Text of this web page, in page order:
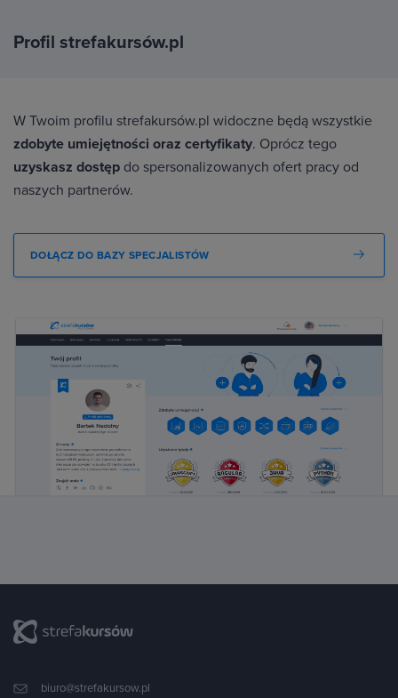
Profil strefakursów.pl
W Twoim profilu strefakursów.pl widoczne będą wszystkie
zdobyte umiejętności oraz certyfikaty. Oprócz tego
uzyskasz dostęp do spersonalizowanych ofert pracy od
naszych partnerów.
DOŁĄCZ DO BAZY SPECJALISTÓW
biuro@strefakursow.pl